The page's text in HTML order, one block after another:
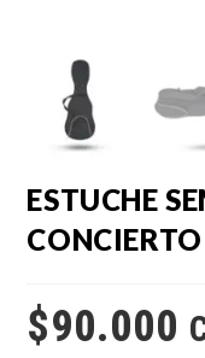
ESTUCHE
$90.000